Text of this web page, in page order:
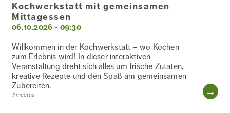
06.10.2026 - 09:30
Kochwerkstatt mit gemeinsamen
Mittagessen
Willkommen in der Kochwerkstatt – wo Kochen
zum Erlebnis wird! In dieser interaktiven
Veranstaltung dreht sich alles um frische Zutaten,
kreative Rezepte und den Spaß am gemeinsamen
Zubereiten.
#meetus